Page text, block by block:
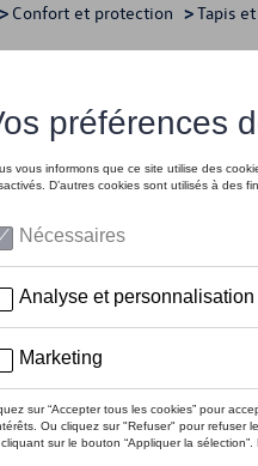
> Confort et protection >Tapis
(longitudinale),